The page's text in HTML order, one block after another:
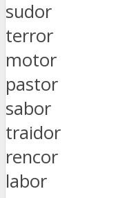
sudor
terror
motor
pastor
sabor
traidor
rencor
labor